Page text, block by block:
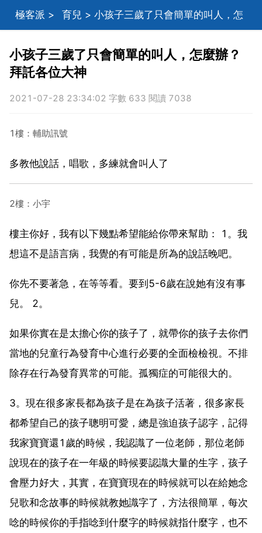
極客派 > 育兒 > 小孩子三歲了只會簡單的叫人，怎
麼辦？拜託各位大神
小孩子三歲了只會簡單的叫人，怎麼辦？
拜託各位大神
2021-07-28 23:34:02 字數 633 閱讀 7038
1樓：輔助訊號
多教他說話，唱歌，多練就會叫人了
2樓：小宇
樓主你好，我有以下幾點希望能給你帶來幫助： 1。我
想這不是語言病，我覺的有可能是所為的說話晚吧。
你先不要著急，在等等看。要到5-6歲在說她有沒有事
兒。 2。
如果你實在是太擔心你的孩子了，就帶你的孩子去你們
當地的兒童行為發育中心進行必要的全面檢檢視。不排
除存在行為發育異常的可能。孤獨症的可能很大的。
3。現在很多家長都為孩子是在為孩子活著，很多家長
都希望自己的孩子聰明可愛，總是強迫孩子認字，記得
我家寶寶還1歲的時候，我認識了一位老師，那位老師
說現在的孩子在一年級的時候要認識大量的生字，孩子
會壓力好大，其實，在寶寶現在的時候就可以在給她念
兒歌和念故事的時候就教她識字了，方法很簡單，每次
唸的時候你的手指唸到什麼字的時候就指什麼字，也不